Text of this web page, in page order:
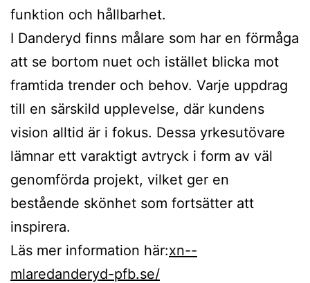
funktion och hållbarhet.
I Danderyd finns målare som har en förmåga
att se bortom nuet och istället blicka mot
framtida trender och behov. Varje uppdrag
till en särskild upplevelse, där kundens
vision alltid är i fokus. Dessa yrkesutövare
lämnar ett varaktigt avtryck i form av väl
genomförda projekt, vilket ger en
bestående skönhet som fortsätter att
inspirera.
Läs mer information här:xn--
mlaredanderyd-pfb.se/